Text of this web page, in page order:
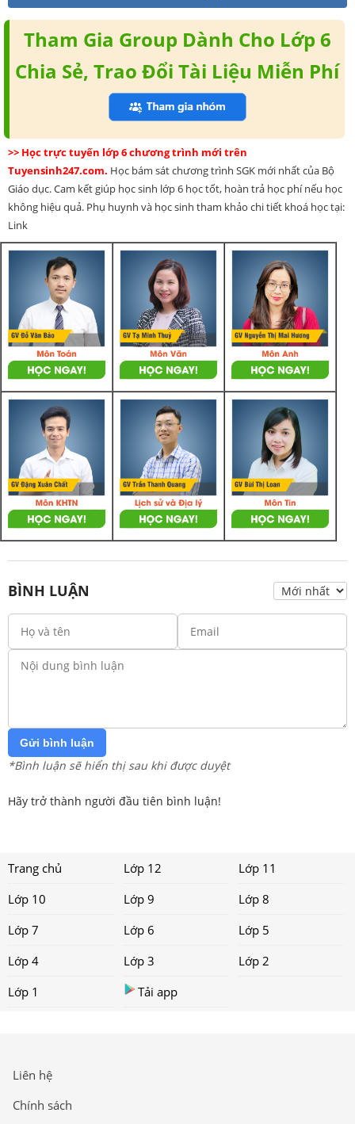
Tham Gia Group Dành Cho Lớp 6
Chia Sẻ, Trao Đổi Tài Liệu Miễn Phí
>> Học trực tuyến lớp 6 chương trình mới trên
Tuyensinh247.com. Học bám sát chương trình SGK mới nhất của Bộ
Giáo dục. Cam kết giúp học sinh lớp 6 học tốt, hoàn trả học phí nếu học
không hiệu quả. Phụ huynh và học sinh tham khảo chi tiết khoá học tại:
Link
BÌNH LUẬN
Gửi bình luận
*Bình luận sẽ hiển thị sau khi được duyệt
Hãy trở thành người đầu tiên bình luận!
Trang chủ Lớp 12
Lớp 11
Lớp 10
Lớp 9
Lớp 8
Lớp 7
Lớp 6
Lớp 5
Lớp 4
Lớp 3
Lớp 2
Lớp 1
Tải app
Liên hệ
Chính sách